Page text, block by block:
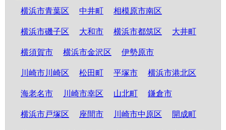
横浜市青葉区
中井町 相模原市南区
横浜市磯子区 大和市 横浜市都筑区 大井町
横須賀市 横浜市金沢区 伊勢原市
川崎市川崎区 松田町 平塚市 横浜市港北区
海老名市 川崎市幸区 山北町 鎌倉市
横浜市戸塚区 座間市 川崎市中原区 開成町